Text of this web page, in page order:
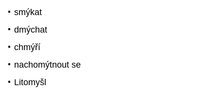
smýkat
dmýchat
chmýří
nachomýtnout se
Litomyšl